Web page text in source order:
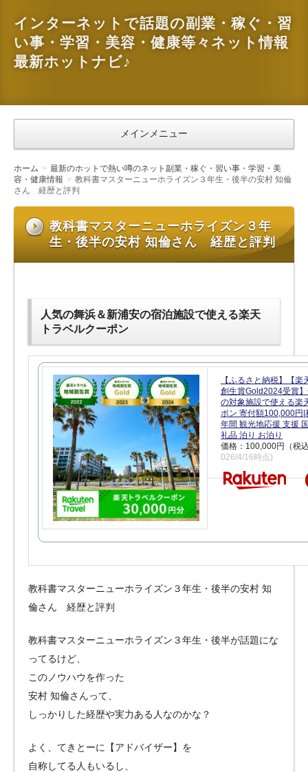
インターネットで話題の副業・稼ぐ・習
い事・学習・美容・健康等々ネット情報
最新ホットナビ♪
メインメニュー
ホーム
最新のホットで熱い噂のネット副業・稼ぐ・習い事・学習・美
容・健康情報
教科書マスターニューホライズン３年生・後半の安村 知倫
さん 経歴と評判
教科書マスターニューホライズン３年
生・後半の安村 知倫さん 経歴と評判
人気の舞浜＆新浦安の宿泊施設で使える楽天
トラベルクーポン
【ふるさと納税】【楽
創生賞Gold2024受賞
の対象施設で使える楽
ポン 寄付額100,000円|
年間 観光地応援 支援
礼品 泊り お泊り
価格：100,000円（税
026/4/16時点)
教科書マスターニューホライズン３年生・後半の安村 知
倫さん 経歴と評判
教科書マスターニューホライズン３年生・後半が話題にな
ってるけど、
このノウハウを作った
安村 知倫さんって、
しっかりした経歴や実力ある人なのかな？
よく、てきとーに【アドバイザー】を
自称してる人もいるし、